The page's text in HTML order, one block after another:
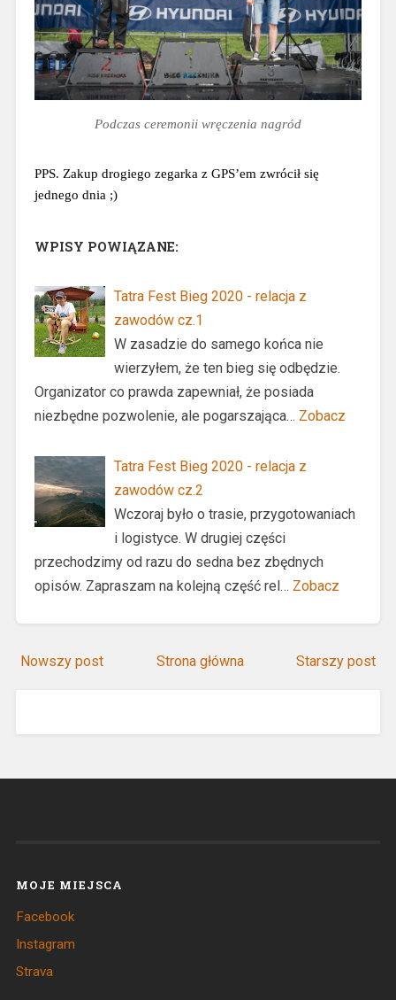
Podczas ceremonii wręczenia nagród
PPS. Zakup drogiego zegarka z GPS’em zwrócił się
jednego dnia ;)
WPISY POWIĄZANE:
Tatra Fest Bieg 2020 - relacja z
zawodów cz.1
W zasadzie do samego końca nie
wierzyłem, że ten bieg się odbędzie.
Organizator co prawda zapewniał, że posiada
niezbędne pozwolenie, ale pogarszająca… Zobacz
Tatra Fest Bieg 2020 - relacja z
zawodów cz.2
Wczoraj było o trasie, przygotowaniach
i logistyce. W drugiej części
przechodzimy od razu do sedna bez zbędnych
opisów. Zapraszam na kolejną część rel… Zobacz
Nowszy post Starszy post
Strona główna
MOJE MIEJSCA
Facebook
Instagram
Strava